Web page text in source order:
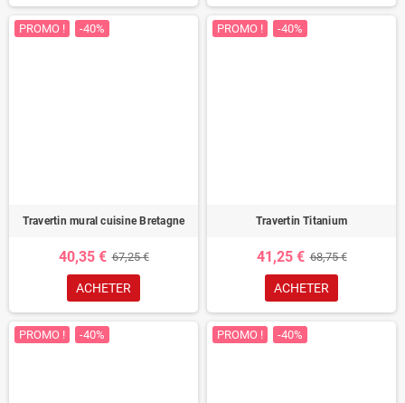
PROMO ! -40%
Travertin mural cuisine Bretagne
40,35 € 67,25 €
ACHETER
PROMO ! -40%
Travertin Titanium
41,25 € 68,75 €
ACHETER
PROMO ! -40% PROMO ! -40%